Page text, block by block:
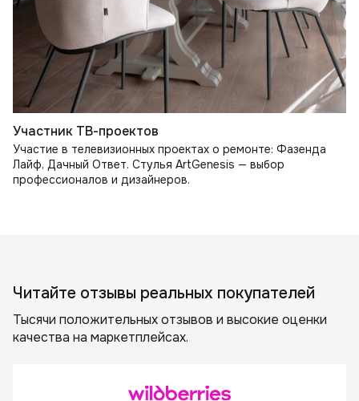
Участник ТВ-проектов
Участие в телевизионных проектах о ремонте: Фазенда
Лайф, Дачный Ответ. Стулья ArtGenesis — выбор
профессионалов и дизайнеров.
Читайте отзывы реальных покупателей
Тысячи положительных отзывов и высокие оценки
качества на маркетплейсах.